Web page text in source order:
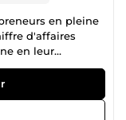
en pleine
d'affaires
en leur
ou en
supérieur, à